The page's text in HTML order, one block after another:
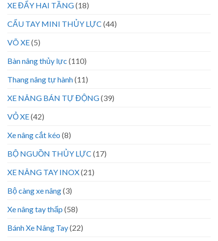
XE ĐẨY HAI TẦNG(18)
CẨU TAY MINI THỦY LỰC (44)
VÕ XE(5)
Bàn nâng thủy lực (110)
Thang nâng tự hành(11)
XE NÂNG BÁN TỰ ĐỘNG(39)
VỎ XE(42)
Xe nâng cắt kéo (8)
BỘ NGUỒN THỦY LỰC (17)
XE NÂNG TAY INOX(21)
Bộ càng xe nâng(3)
Xe nâng tay thấp (58)
Bánh Xe Nâng Tay(22)